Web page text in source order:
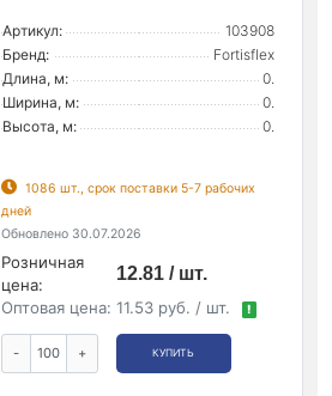
Артикул:
103908
Бренд:
Fortisflex
Длина, м:
0.
Ширина, м:
0.
Высота, м:
0.
1086 шт., срок поставки 5-7 рабочих
дней
Обновлено 30.07.2026
Розничная
цена:
12.81 / шт.
Оптовая цена: 11.53 руб. / шт. !
- + КУПИТЬ